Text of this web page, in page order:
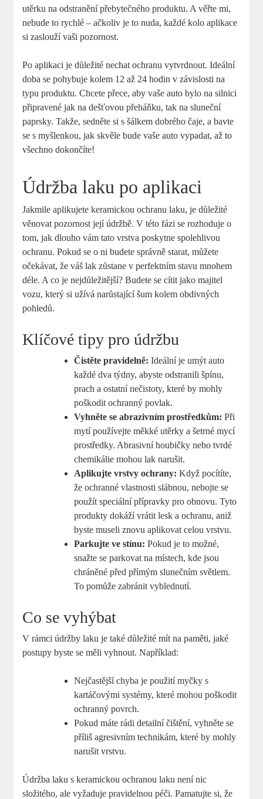
utěrku na odstranění přebytečného produktu. A věřte mi,
nebude to rychlé – ačkoliv je to nuda, každé kolo aplikace
si zaslouží vaši pozornost.
Po aplikaci je důležité nechat ochranu vytvrdnout. Ideální
doba se pohybuje kolem 12 až 24 hodin v závislosti na
typu produktu. Chcete přece, aby vaše auto bylo na silnici
připravené jak na dešťovou přeháňku, tak na sluneční
paprsky. Takže, sedněte si s šálkem dobrého čaje, a bavte
se s myšlenkou, jak skvěle bude vaše auto vypadat, až to
všechno dokončíte!
Údržba laku po aplikaci
Jakmile aplikujete keramickou ochranu laku, je důležité
věnovat pozornost její údržbě. V této fázi se rozhoduje o
tom, jak dlouho vám tato vrstva poskytne spolehlivou
ochranu. Pokud se o ni budete správně starat, můžete
očekávat, že váš lak zůstane v perfektním stavu mnohem
déle. A co je nejdůležitější? Budete se cítit jako majitel
vozu, který si užívá narůstající šum kolem obdivných
pohledů.
Klíčové tipy pro údržbu
Čistěte pravidelně: Ideální je umýt auto
každé dva týdny, abyste odstranili špínu,
prach a ostatní nečistoty, které by mohly
poškodit ochranný povlak.
Vyhněte se abrazivním prostředkům: Při
mytí používejte měkké utěrky a šetrné mycí
prostředky. Abrasivní houbičky nebo tvrdé
chemikálie mohou lak narušit.
Aplikujte vrstvy ochrany: Když pocítíte,
že ochranné vlastnosti slábnou, nebojte se
použít speciální přípravky pro obnovu. Tyto
produkty dokáží vrátit lesk a ochranu, aniž
byste museli znovu aplikovat celou vrstvu.
Parkujte ve stínu: Pokud je to možné,
snažte se parkovat na místech, kde jsou
chráněné před přímým slunečním světlem.
To pomůže zabránit vyblednutí.
Co se vyhýbat
V rámci údržby laku je také důležité mít na paměti, jaké
postupy byste se měli vyhnout. Například:
Nejčastější chyba je použití myčky s
kartáčovými systémy, které mohou poškodit
ochranný povrch.
Pokud máte rádi detailní čištění, vyhněte se
příliš agresivním technikám, které by mohly
narušit vrstvu.
Údržba laku s keramickou ochranou laku není nic
složitého, ale vyžaduje pravidelnou péči. Pamatujte si, že